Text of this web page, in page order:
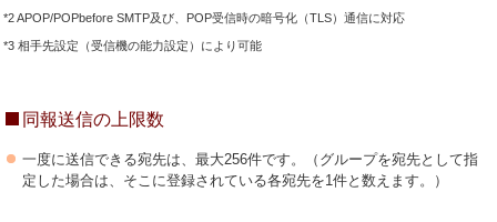
*2 APOP/POPbefore SMTP及び、POP受信時の暗号化（TLS）通信に対応
*3 相手先設定（受信機の能力設定）により可能
同報送信の上限数
一度に送信できる宛先は、最大256件です。（グループを宛先として指
定した場合は、そこに登録されている各宛先を1件と数えます。）